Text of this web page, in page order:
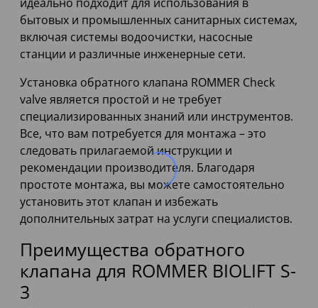
идеально подходит для использования в
бытовых и промышленных санитарных системах,
включая системы водоочистки, насосные
станции и различные инженерные сети.
Установка обратного клапана ROMMER Check
valve является простой и не требует
специализированных знаний или инструментов.
Все, что вам потребуется для монтажа – это
следовать прилагаемой инструкции и
рекомендации производителя. Благодаря
простоте монтажа, вы можете самостоятельно
установить этот клапан и избежать
дополнительных затрат на услуги специалистов.
Преимущества обратного
клапана для ROMMER BIOLIFT S-
3